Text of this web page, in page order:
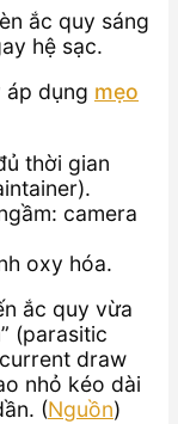
ắc quy sáng
hệ sạc.
áp dụng mẹo
thời gian
camera
oxy hóa.
ắc quy vừa
(parasitic
draw
nhỏ kéo dài
(Nguồn)